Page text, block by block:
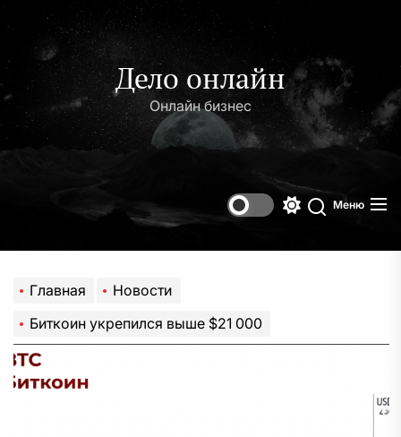
содержимому
Дело онлайн
Онлайн бизнес
Поиск
Меню
Главная
Новости
Биткоин укрепился выше $21 000